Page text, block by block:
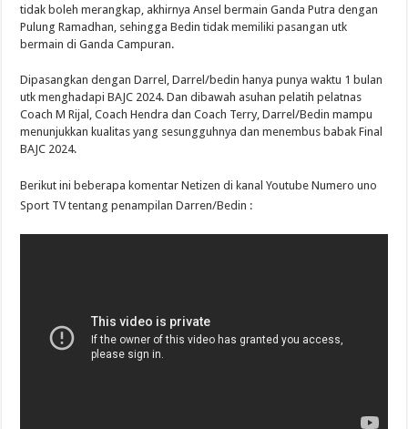
tidak boleh merangkap, akhirnya Ansel bermain Ganda Putra dengan
Pulung Ramadhan, sehingga Bedin tidak memiliki pasangan utk
bermain di Ganda Campuran.
Dipasangkan dengan Darrel, Darrel/bedin hanya punya waktu 1 bulan
utk menghadapi BAJC 2024. Dan dibawah asuhan pelatih pelatnas
Coach M Rijal, Coach Hendra dan Coach Terry, Darrel/Bedin mampu
menunjukkan kualitas yang sesungguhnya dan menembus babak Final
BAJC 2024.
Berikut ini beberapa komentar Netizen di kanal Youtube Numero uno
Sport TV tentang penampilan Darren/Bedin :